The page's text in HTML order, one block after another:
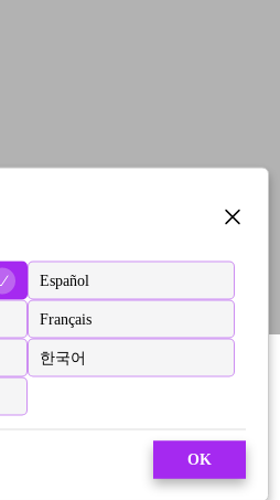
Español
Français
한국어
OK